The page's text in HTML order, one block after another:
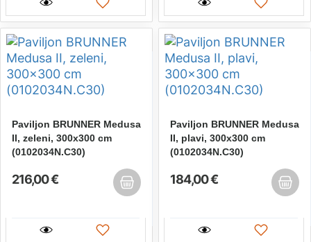
Paviljon BRUNNER Medusa
II, zeleni, 300x300 cm
(0102034N.C30)
216,00 €
Paviljon BRUNNER Medusa
II, plavi, 300x300 cm
(0102034N.C30)
184,00 €